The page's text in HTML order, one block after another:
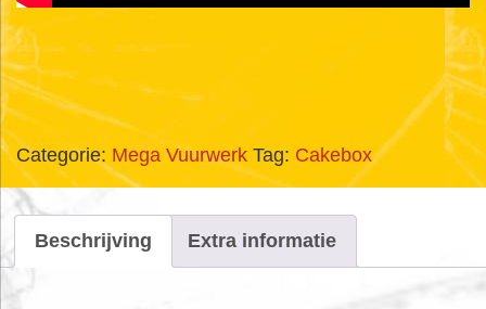
Categorie: Mega Vuurwerk Tag: Cakebox
Beschrijving Extra informatie